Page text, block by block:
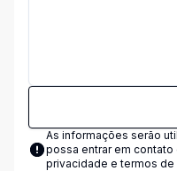
As informações serão
possa entrar em contato
privacidade e termos de